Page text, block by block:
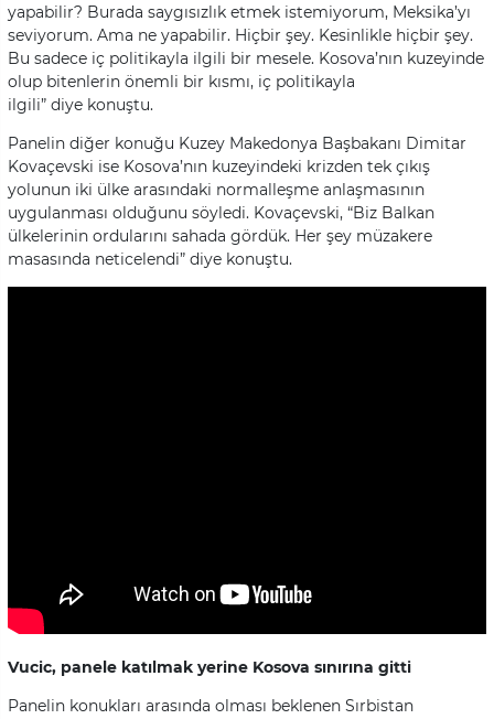
yapabilir? Burada saygısızlık etmek istemiyorum, Meksika’yı
seviyorum. Ama ne yapabilir. Hiçbir şey. Kesinlikle hiçbir şey.
Bu sadece iç politikayla ilgili bir mesele. Kosova’nın kuzeyinde
olup bitenlerin önemli bir kısmı, iç politikayla
ilgili” diye konuştu.
Panelin diğer konuğu Kuzey Makedonya Başbakanı Dimitar
Kovaçevski ise Kosova’nın kuzeyindeki krizden tek çıkış
yolunun iki ülke arasındaki normalleşme anlaşmasının
uygulanması olduğunu söyledi. Kovaçevski, “Biz Balkan
ülkelerinin ordularını sahada gördük. Her şey müzakere
masasında neticelendi” diye konuştu.
Vucic, panele katılmak yerine Kosova sınırına gitti
Panelin konukları arasında olması beklenen Sırbistan